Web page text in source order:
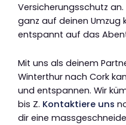
Versicherungsschutz
ganz auf deinen Umzug
entspannt auf das
Mit uns als deinem
Winterthur nach Cork
und entspannen. Wir
bis Z. Kontaktiere uns
dir eine